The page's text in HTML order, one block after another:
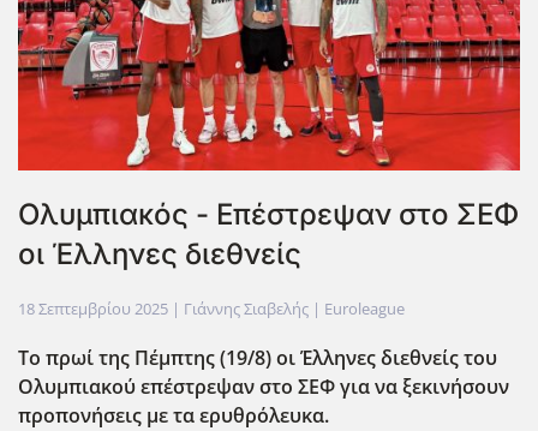
Oλυμπιακός - Επέστρεψαν στο ΣΕΦ
οι Έλληνες διεθνείς
18 Σεπτεμβρίου 2025 | Γιάννης Σιαβελής | Euroleague
Το πρωί της Πέμπτης (19/8) οι Έλληνες διεθνείς του
Ολυμπιακού επέστρεψαν στο ΣΕΦ για να ξεκινήσουν
προπονήσεις με τα ερυθρόλευκα.